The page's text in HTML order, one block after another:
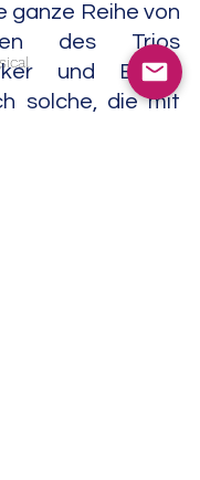
ganze Reihe von
des Trios
und Black,
solche, die mit